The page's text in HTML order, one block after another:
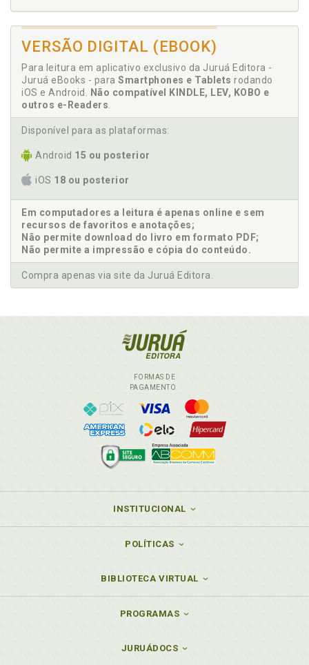
VERSÃO DIGITAL (EBOOK)
Para leitura em aplicativo exclusivo da Juruá Editora -
Juruá eBooks - para Smartphones e Tablets rodando
iOS e Android.
Não compatível KINDLE, LEV, KOBO e
outros e-Readers
Disponível para as plataformas:
Android 15 ou posterior
iOS 18 ou posterior
Em computadores a leitura é apenas online e sem
recursos de favoritos e anotações;
Não permite download do livro em formato PDF;
Não permite a impressão e cópia do conteúdo.
Compra apenas via site da Juruá Editora.
FORMAS DE
PAGAMENTO
INSTITUCIONAL
POLÍTICAS
BIBLIOTECA VIRTUAL
PROGRAMAS
JURUÁDOCS